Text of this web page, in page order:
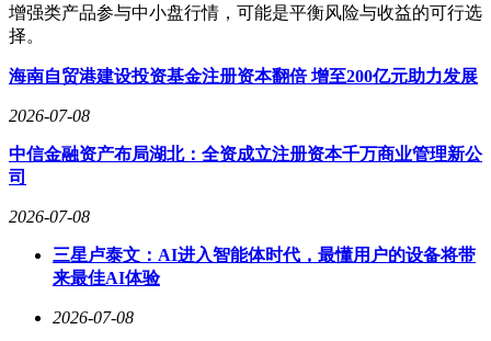
增强类产品参与中小盘行情，可能是平衡风险与收益的可行选
择。
海南自贸港建设投资基金注册资本翻倍 增至200亿元助力发展
2026-07-08
中信金融资产布局湖北：全资成立注册资本千万商业管理新公
司
2026-07-08
三星卢泰文：AI进入智能体时代，最懂用户的设备将带
来最佳AI体验
2026-07-08